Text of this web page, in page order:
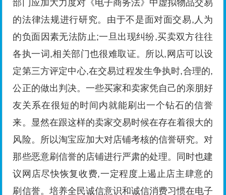
部门应加大力度对《电子商务法》中虚拟物品交易
的法律法规进行研究。由于不是面对面交易,人为
的负面因素无法防止;一旦出现纠纷,买卖双方往往
各执一词,相关部门也很难取证。所以,网店可以设
定第三方评定中心,在交易过程发生争执时,合理的,
公正的做出判决。一些买家和卖家凭自己的亲朋好
友关系在很短的时间内就能刷出一个钻石的信誉
来。显然在跟这样的卖家交易时候在存在着很大的
风险。所以淘宝应加大对店铺考核的信誉研究。对
那些恶意刷信誉的店铺进行严肃的处理。同时也建
议网店尽快恢复收费,一定程度上遏止店主肆意的
刷信誉。培养全民诚信意识和诚信消费习惯在电子